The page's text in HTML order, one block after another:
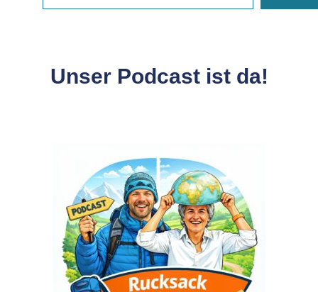
Unser Podcast ist da!